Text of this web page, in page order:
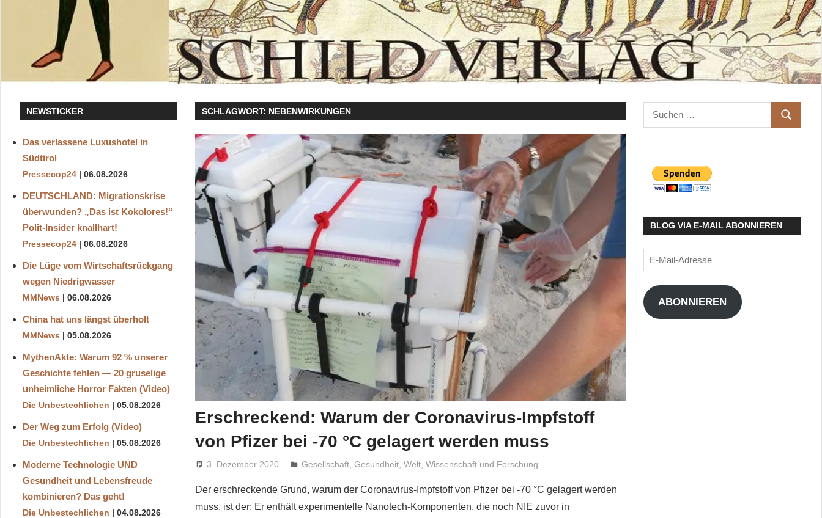
SCHLAGWORT: NEBENWIRKUNGEN
Erschreckend: Warum der Coronavirus-Impfstoff
von Pfizer bei -70 °C gelagert werden muss
3. Dezember 2020 Niki Vogt
Gesellschaft, Gesundheit, Welt, Wissenschaft und Forschung
Der erschreckende Grund, warum der Coronavirus-Impfstoff von Pfizer bei -70 °C gelagert werden
muss, ist der: Er enthält experimentelle Nanotech-Komponenten, die noch NIE zuvor in
NEWSTICKER
Das verlassene Luxushotel in
Südtirol
Pressecop24 06.08.2026
DEUTSCHLAND: Migrationskrise
überwunden? „Das ist Kokolores!“
Polit-Insider knallhart!
Pressecop24 06.08.2026
Die Lüge vom Wirtschaftsrückgang
wegen Niedrigwasser
MMNews 06.08.2026
China hat uns längst überholt
MMNews 05.08.2026
MythenAkte: Warum 92 % unserer
Geschichte fehlen — 20 gruselige
unheimliche Horror Fakten (Video)
Die Unbestechlichen 05.08.2026
Der Weg zum Erfolg (Video)
Die Unbestechlichen 05.08.2026
Moderne Technologie UND
Gesundheit und Lebensfreude
kombinieren? Das geht!
Die Unbestechlichen 04.08.2026
Suchen
nach:
SUCHEN
BLOG VIA E-MAIL ABONNIEREN
E-
Mail-
Adresse
ABONNIEREN